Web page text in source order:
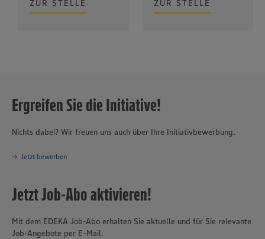
ZUR STELLE ZUR STELLE
Ergreifen Sie die Initiative!
Nichts dabei? Wir freuen uns auch über Ihre Initiativbewerbung.
Jetzt bewerben
Jetzt Job-Abo aktivieren!
Mit dem EDEKA Job-Abo erhalten Sie aktuelle und für Sie relevante
Job-Angebote per E-Mail.